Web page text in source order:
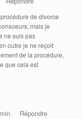
de divorce
mais je
ne suis pas
outre je ne reçoit
de la procédure,
que cela est
Répondre